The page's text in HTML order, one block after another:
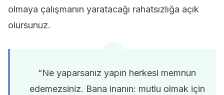
olmaya çalışmanın yaratacağı rahatsızlığa açık
olursunuz.
“Ne yaparsanız yapın herkesi memnun
edemezsiniz. Bana inanın: mutlu olmak için